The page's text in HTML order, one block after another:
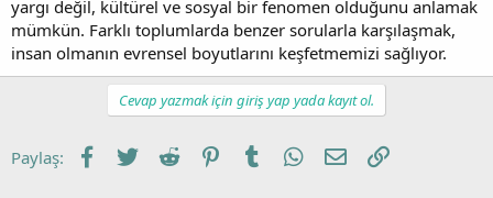
yargı değil, kültürel ve sosyal bir fenomen olduğunu anlamak
mümkün. Farklı toplumlarda benzer sorularla karşılaşmak,
insan olmanın evrensel boyutlarını keşfetmemizi sağlıyor.
Cevap yazmak için giriş yap yada kayıt ol.
Paylaş: Facebook
TwitterReddit PinterestTumblrWhatsApp
E-postaLink